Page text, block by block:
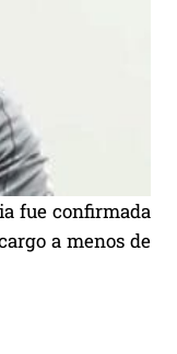
fue confirmada
a menos de